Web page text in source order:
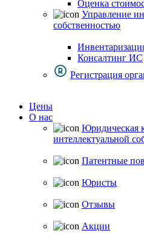
Оценка
Управление
собственностью
Консалтинг ИС
Регистрация
Цены
О нас
Юридическая
интеллектуальной
Патентные
Юристы
Отзывы
Акции